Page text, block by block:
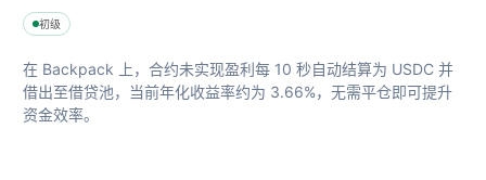
初级
在 Backpack 上，合约未实现盈利每 10 秒自动结算为 USDC 并
借出至借贷池，当前年化收益率约为 3.66%，无需平仓即可提升
资金效率。